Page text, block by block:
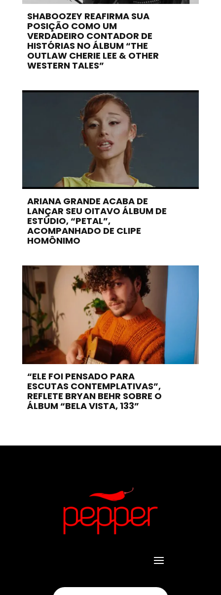
SHABOOZEY REAFIRMA SUA
POSIÇÃO COMO UM
VERDADEIRO CONTADOR DE
HISTÓRIAS NO ÁLBUM “THE
OUTLAW CHERIE LEE & OTHER
WESTERN TALES”
ARIANA GRANDE ACABA DE
LANÇAR SEU OITAVO ÁLBUM DE
ESTÚDIO, “PETAL”,
ACOMPANHADO DE CLIPE
HOMÔNIMO
“ELE FOI PENSADO PARA
ESCUTAS CONTEMPLATIVAS”,
REFLETE BRYAN BEHR SOBRE O
ÁLBUM “BELA VISTA, 133”